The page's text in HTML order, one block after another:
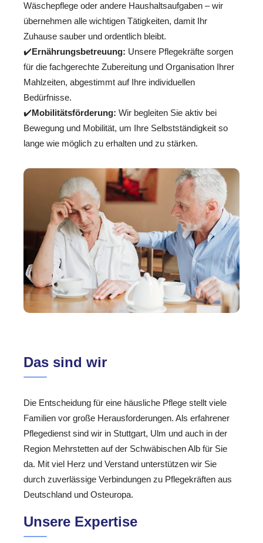
Wäschepflege oder andere Haushaltsaufgaben – wir
übernehmen alle wichtigen Tätigkeiten, damit Ihr
Zuhause sauber und ordentlich bleibt.
✔️Ernährungsbetreuung: Unsere Pflegekräfte sorgen
für die fachgerechte Zubereitung und Organisation Ihrer
Mahlzeiten, abgestimmt auf Ihre individuellen
Bedürfnisse.
✔️Mobilitätsförderung: Wir begleiten Sie aktiv bei
Bewegung und Mobilität, um Ihre Selbstständigkeit so
lange wie möglich zu erhalten und zu stärken.
Das sind wir
Die Entscheidung für eine häusliche Pflege stellt viele
Familien vor große Herausforderungen. Als erfahrener
Pflegedienst sind wir in Stuttgart, Ulm und auch in der
Region Mehrstetten auf der Schwäbischen Alb für Sie
da. Mit viel Herz und Verstand unterstützen wir Sie
durch zuverlässige Verbindungen zu Pflegekräften aus
Deutschland und Osteuropa.
Unsere Expertise